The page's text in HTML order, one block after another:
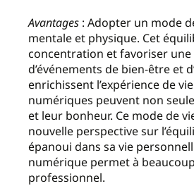
Avantages : Adopter un mode
mentale et physique. Cet
concentration et favoriser
d’événements de bien-être et
enrichissent l’expérience de
numériques peuvent non
et leur bonheur. Ce mode de
nouvelle perspective sur
épanoui dans sa vie
numérique permet à
professionnel.